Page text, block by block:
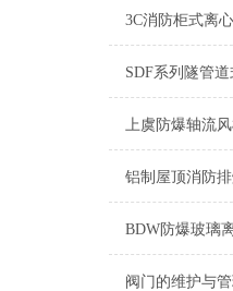
3C消防柜式离
铝制屋顶消防
阀门的维护与